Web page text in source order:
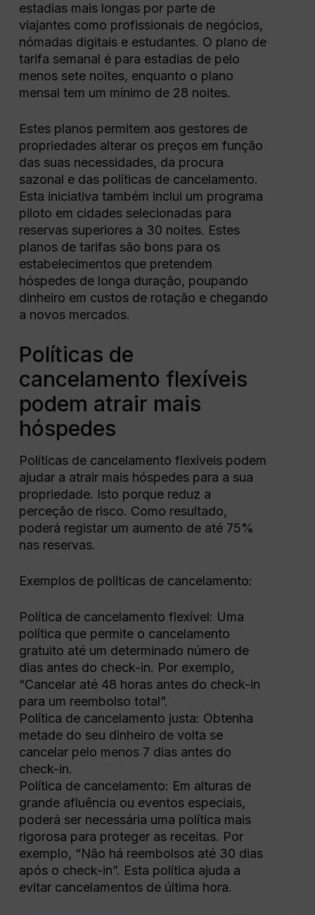
estadias mais longas por parte de
viajantes como profissionais de negócios,
nómadas digitais e estudantes. O plano de
tarifa semanal é para estadias de pelo
menos sete noites, enquanto o plano
mensal tem um mínimo de 28 noites.
Estes planos permitem aos gestores de
propriedades alterar os preços em função
das suas necessidades, da procura
sazonal e das políticas de cancelamento.
Esta iniciativa também inclui um programa
piloto em cidades selecionadas para
reservas superiores a 30 noites. Estes
planos de tarifas são bons para os
estabelecimentos que pretendem
hóspedes de longa duração, poupando
dinheiro em custos de rotação e chegando
a novos mercados.
Políticas de
cancelamento flexíveis
podem atrair mais
hóspedes
Políticas de cancelamento flexíveis podem
ajudar a atrair mais hóspedes para a sua
propriedade. Isto porque reduz a
perceção de risco. Como resultado,
poderá registar um aumento de até 75%
nas reservas.
Exemplos de políticas de cancelamento:
Política de cancelamento flexível: Uma
política que permite o cancelamento
gratuito até um determinado número de
dias antes do check-in. Por exemplo,
“Cancelar até 48 horas antes do check-in
para um reembolso total”.
Política de cancelamento justa: Obtenha
metade do seu dinheiro de volta se
cancelar pelo menos 7 dias antes do
check-in.
Política de cancelamento: Em alturas de
grande afluência ou eventos especiais,
poderá ser necessária uma política mais
rigorosa para proteger as receitas. Por
exemplo, “Não há reembolsos até 30 dias
após o check-in”. Esta política ajuda a
evitar cancelamentos de última hora.